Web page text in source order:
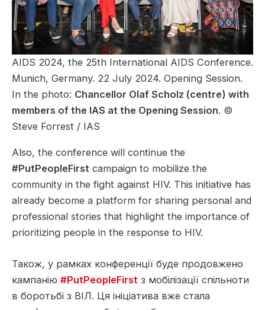
AIDS 2024, the 25th International AIDS Conference.
Munich, Germany. 22 July 2024. Opening Session.
In the photo: Chancellor Olaf Scholz (centre) with
members of the IAS at the Opening Session. ©
Steve Forrest / IAS
Also, the conference will continue the
#PutPeopleFirst campaign to mobilize the
community in the fight against HIV. This initiative has
already become a platform for sharing personal and
professional stories that highlight the importance of
prioritizing people in the response to HIV.
Також, у рамках конференції буде продовжено
кампанію #PutPeopleFirst з мобілізації спільноти
в боротьбі з ВІЛ. Ця ініціатива вже стала